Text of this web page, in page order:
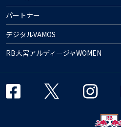
パートナー
デジタルVAMOS
RB大宮アルディージャWOMEN